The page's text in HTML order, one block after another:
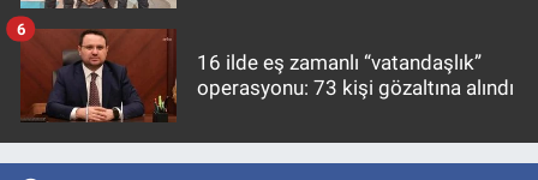
16 ilde eş zamanlı “vatandaşlık”
operasyonu: 73 kişi gözaltına alındı
6